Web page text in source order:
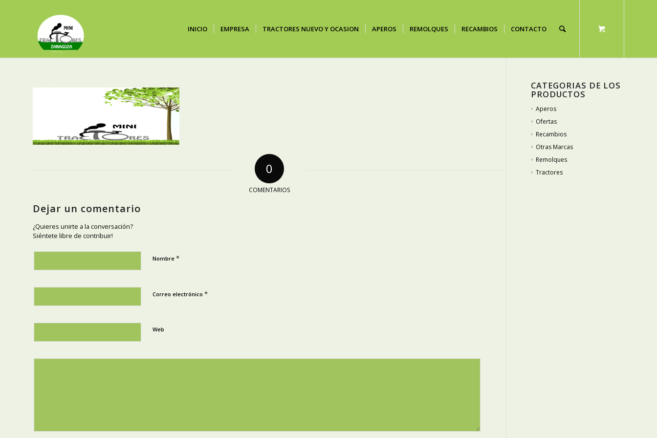
INICIO EMPRESA TRACTORES NUEVO Y OCASION APEROS REMOLQUES RECAMBIOS CONTACTO
0
COMENTARIOS
Dejar un comentario
¿Quieres unirte a la conversación?
Siéntete libre de contribuir!
Nombre *
Correo electrónico *
Web
CATEGORIAS DE LOS
PRODUCTOS
Aperos
Ofertas
Recambios
Otras Marcas
Remolques
Tractores